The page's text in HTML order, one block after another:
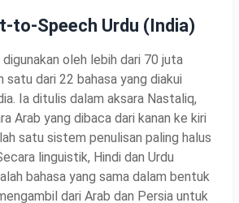
to-Speech Urdu (India)
digunakan oleh lebih dari 70 juta
satu dari 22 bahasa yang diakui
Ia ditulis dalam aksara Nastaliq,
Arab yang dibaca dari kanan ke kiri
satu sistem penulisan paling halus
linguistik, Hindi dan Urdu
bahasa yang sama dalam bentuk
dari Arab dan Persia untuk